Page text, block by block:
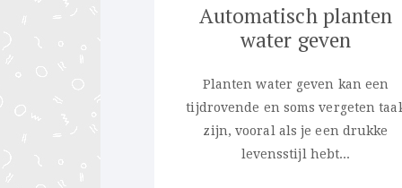
Automatisch planten
water geven
Planten water geven kan een
tijdrovende en soms vergeten
zijn, vooral als je een drukke
levensstijl hebt...